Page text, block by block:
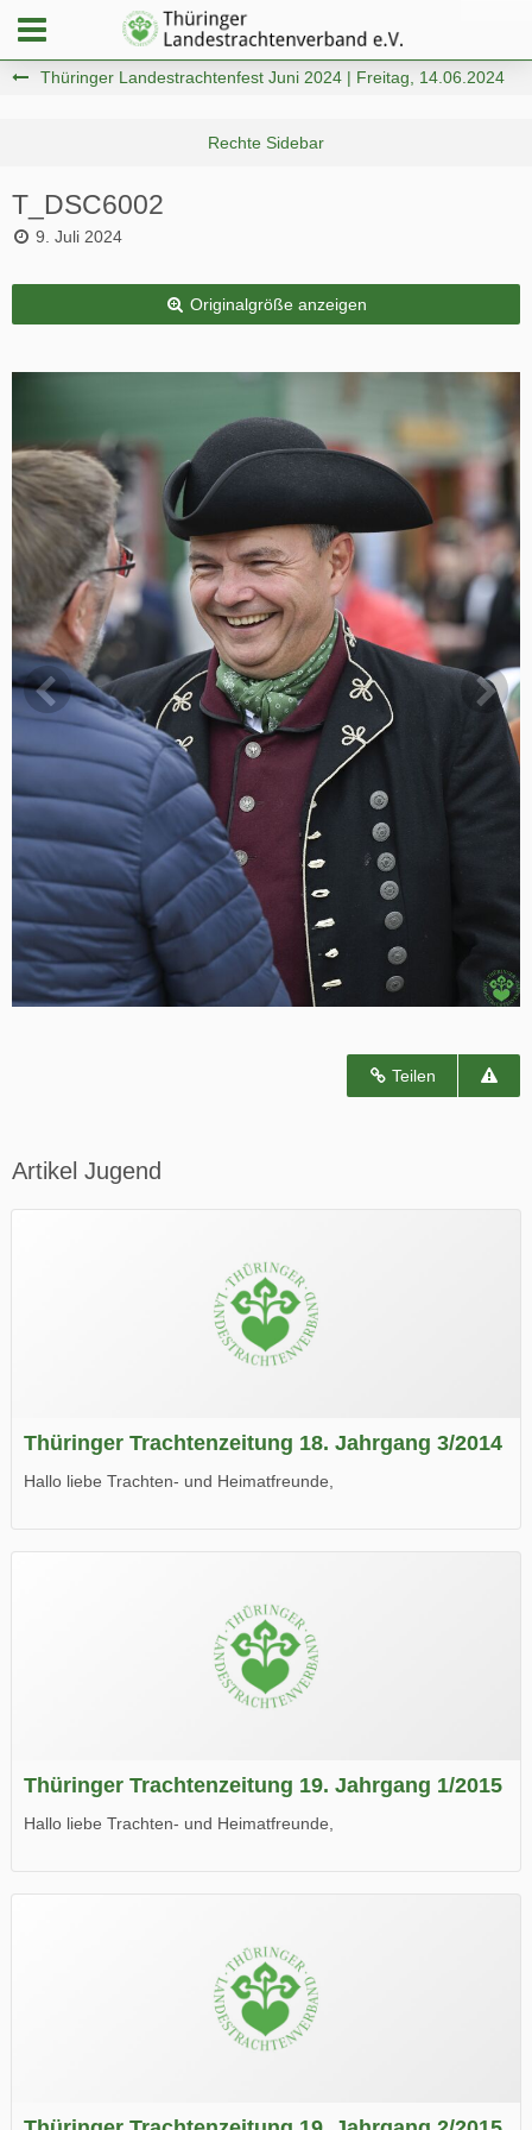
Thüringer Landestrachtenfest Juni 2024 | Freitag, 14.06.2024
T_DSC6002
9. Juli 2024
Originalgröße anzeigen
Teilen
Artikel Jugend
Thüringer Trachtenzeitung 18. Jahrgang 3/2014
Hallo liebe Trachten- und Heimatfreunde,
Wir wünschen Euch viel Spaß beim Lesen.
Thüringer Trachtenzeitung 19. Jahrgang 1/2015
Hallo liebe Trachten- und Heimatfreunde,
Wir wünschen Euch viel Spaß beim Lesen.